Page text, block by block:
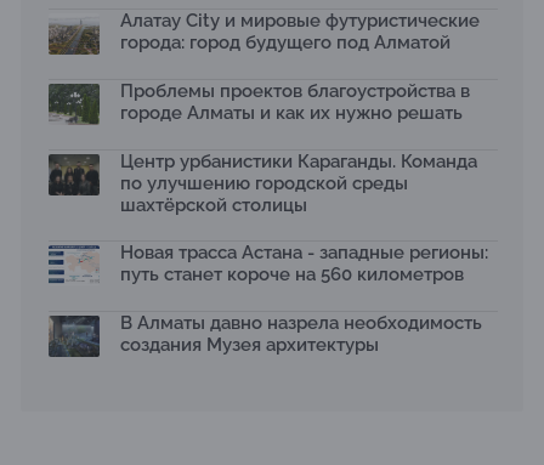
рободоставки в Астане
15.07.2026
2026 принимает заявки до 31 июля
13.07.2026
темой новой выставки в «Целинном»
13.07.2026
Қазақстан»: воспитанники подарили вторую жизнь
отходам
08.07.2026
Ко Дню столицы в Нуре благоустроили шесть
общественных пространств
06.07.2026
Алатау City и мировые футуристические
города: город будущего под Алматой
Проблемы проектов благоустройства в
городе Алматы и как их нужно решать
Центр урбанистики Караганды. Команда
по улучшению городской среды
шахтёрской столицы
Новая трасса Астана - западные регионы:
путь станет короче на 560 километров
В Алматы давно назрела необходимость
создания Музея архитектуры